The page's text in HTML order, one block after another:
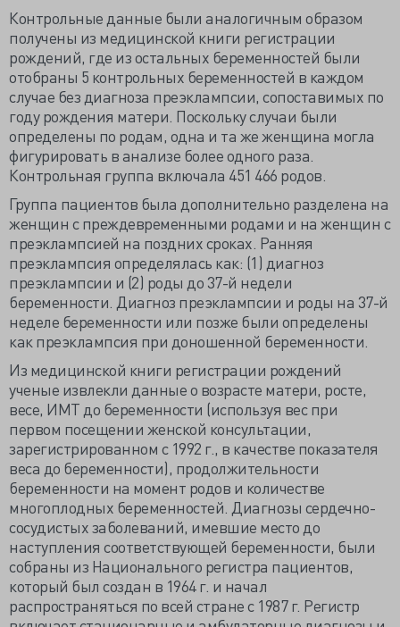
Контрольные данные были аналогичным образом
получены из медицинской книги регистрации
рождений, где из остальных беременностей были
отобраны 5 контрольных беременностей в каждом
случае без диагноза преэклампсии, сопоставимых по
году рождения матери. Поскольку случаи были
определены по родам, одна и та же женщина могла
фигурировать в анализе более одного раза.
Контрольная группа включала 451 466 родов.
Группа пациентов была дополнительно разделена на
женщин с преждевременными родами и на женщин с
преэклампсией на поздних сроках. Ранняя
преэклампсия определялась как: (1) диагноз
преэклампсии и (2) роды до 37-й недели
беременности. Диагноз преэклампсии и роды на 37-й
неделе беременности или позже были определены
как преэклампсия при доношенной беременности.
Из медицинской книги регистрации рождений
ученые извлекли данные о возрасте матери, росте,
весе, ИМТ до беременности (используя вес при
первом посещении женской консультации,
зарегистрированном с 1992 г., в качестве показателя
веса до беременности), продолжительности
беременности на момент родов и количестве
многоплодных беременностей. Диагнозы сердечно-
сосудистых заболеваний, имевшие место до
наступления соответствующей беременности, были
собраны из Национального регистра пациентов,
который был создан в 1964 г. и начал
распространяться по всей стране с 1987 г. Регистр